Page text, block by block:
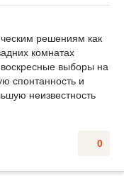
решениям как
комнатах
выборы на
спонтанность и
неизвестность
0